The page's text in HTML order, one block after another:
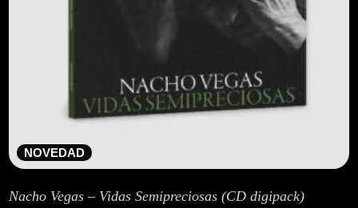
NOVEDAD
Nacho Vegas – Vidas Semipreciosas (CD digipack)